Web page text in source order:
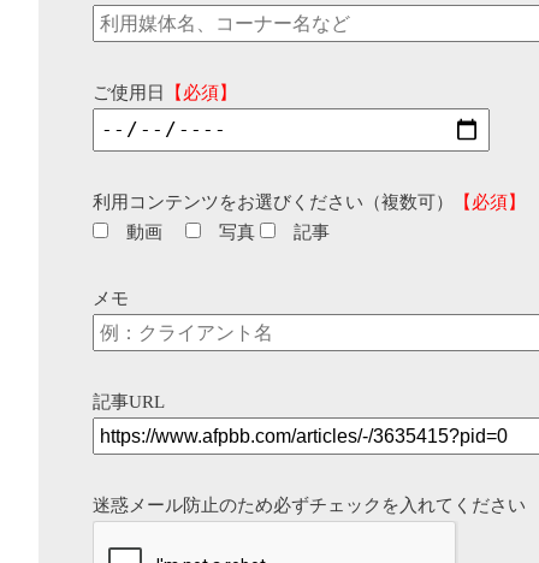
ご使用日 【必須】
利用コンテンツをお選びください（複数可）
【必須】
動画
写真 記事
メモ
記事URL
迷惑メール防止のため必ずチェックを入れてください